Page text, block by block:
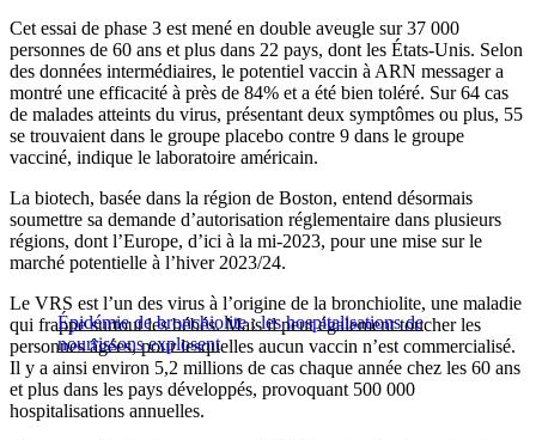
Cet essai de phase 3 est mené en double aveugle sur 37 000
personnes de 60 ans et plus dans 22 pays, dont les États-Unis. Selon
des données intermédiaires, le potentiel vaccin à ARN messager a
montré une efficacité à près de 84% et a été bien toléré. Sur 64 cas
de malades atteints du virus, présentant deux symptômes ou plus, 55
se trouvaient dans le groupe placebo contre 9 dans le groupe
vacciné, indique le laboratoire américain.
La biotech, basée dans la région de Boston, entend désormais
soumettre sa demande d’autorisation réglementaire dans plusieurs
régions, dont l’Europe, d’ici à la mi-2023, pour une mise sur le
marché potentielle à l’hiver 2023/24.
Épidémie de bronchiolite : les hospitalisations de
nourrissons explosent
Le VRS est l’un des virus à l’origine de la bronchiolite, une maladie
qui frappe surtout les bébés. Mais il peut également toucher les
personnes âgées, pour lesquelles aucun vaccin n’est commercialisé.
Il y a ainsi environ 5,2 millions de cas chaque année chez les 60 ans
et plus dans les pays développés, provoquant 500 000
hospitalisations annuelles.